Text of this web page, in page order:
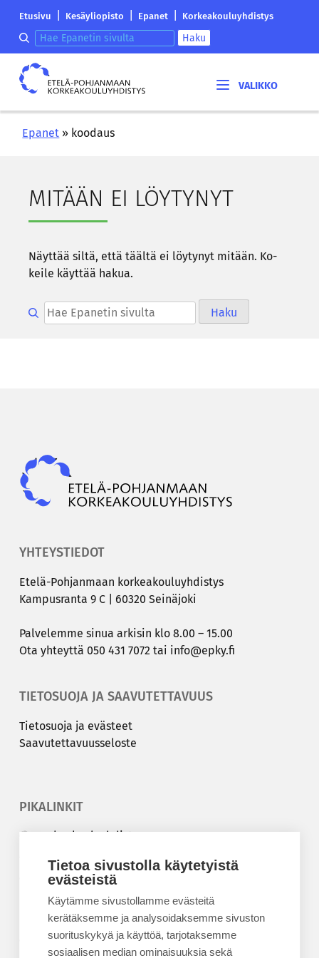
Tietoa sivustolla käytetyistä
evästeistä
Käytämme sivustollamme evästeitä
kerätäksemme ja analysoidaksemme sivuston
suorituskykyä ja käyttöä, tarjotaksemme
sosiaalisen median ominaisuuksia sekä
Etelä-
korkeakouluyhdistyksen
saapumissivu
Etusivu Kesäyliopisto Epanet Korkeakouluyhdistys
Hae epanetin sivulta Haku
Etelä-
Pohjanmaan
Epanet » koodaus
MI­TÄÄN EI LÖY­TY­NYT
Näyt­tää siltä, että tääl­tä ei löy­ty­nyt mi­tään. Ko­
kei­le käyt­tää hakua.
Hae epanetin sivulta Haku
YHTEYSTIEDOT
Etelä-​Pohjanmaan kor­kea­kou­lu­yh­dis­tys
Kam­pus­ran­ta 9 C | 60320 Sei­nä­jo­ki
Pal­ve­lem­me sinua ar­ki­sin klo 8.00 – 15.00
Ota yh­teyt­tä 050 431 7072 tai info@epky.fi
TIETOSUOJA JA SAAVUTETTAVUUS
Tie­to­suo­ja ja eväs­teet
Saa­vu­tet­ta­vuus­se­los­te
PIKALINKIT
Korkeakouluyhdistys
Kesäyliopisto
Epanet
BLOGIT
Kesäyliopiston blogi